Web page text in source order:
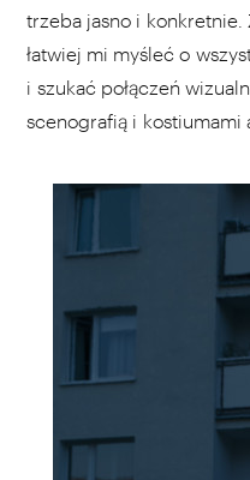
trzeba jasno i konkretnie.
łatwiej mi myśleć o
i szukać połączeń
scenografią i kostiumami